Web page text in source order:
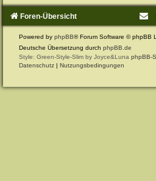
Foren-Übersicht
Powered by phpBB® Forum Software © phpBB
Deutsche Übersetzung durch phpBB.de
Style: Green-Style-Slim by Joyce&Luna phpBB-
Datenschutz | Nutzungsbedingungen